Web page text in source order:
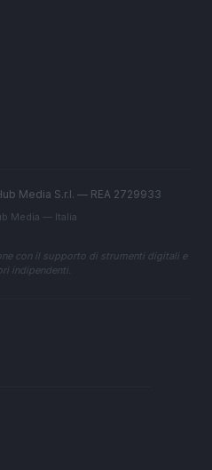
Media S.r.l. — REA 2729933
Media — Italia
con il supporto di strumenti digitali e
indipendenti.